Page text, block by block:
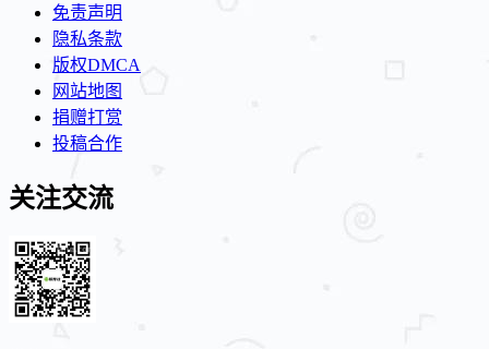
免责声明
隐私条款
版权DMCA
网站地图
捐赠打赏
投稿合作
关注交流